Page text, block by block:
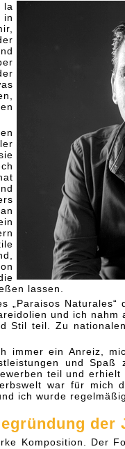
la
lassen.
„Paraisos
und ich nahm
Stil teil. Zu
immer ein Anreiz,
und
teil und
war für mich
ich wurde
der
Komposition. Der